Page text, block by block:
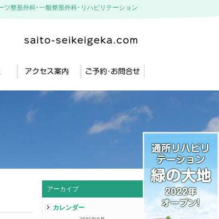
ツ整形外科･一般整形外科･リハビリテーション
アーカイブ
カレンダー